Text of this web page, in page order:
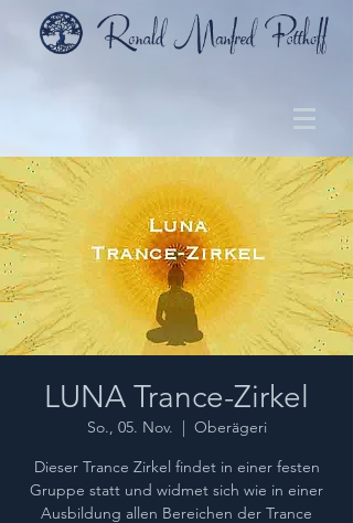
LUNA Trance-Zirkel
So., 05. Nov.
  |
Oberägeri
Dieser Trance Zirkel findet in einer festen
Gruppe statt und widmet sich wie in einer
Ausbildung allen Bereichen der Trance